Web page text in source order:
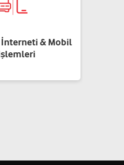
İnterneti & Mobil